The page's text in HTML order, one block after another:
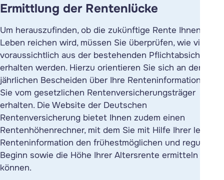
Ermittlung der Rentenlücke
Um herauszufinden, ob die zukünftige Rente Ihnen zum
Leben reichen wird, müssen Sie überprüfen, wie viel Sie
voraussichtlich aus der bestehenden Pflichtabsicherung
erhalten werden. Hierzu orientieren Sie sich an den
jährlichen Bescheiden über Ihre Renteninformation, die
Sie vom gesetzlichen Rentenversicherungsträger
erhalten. Die Website der Deutschen
Rentenversicherung bietet Ihnen zudem einen
Rentenhöhenrechner, mit dem Sie mit Hilfe Ihrer letzten
Renteninformation den frühestmöglichen und regulären
Beginn sowie die Höhe Ihrer Altersrente ermitteln
können.